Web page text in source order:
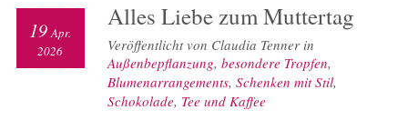
Alles Liebe zum Muttertag
19 Apr.
2026
Veröffentlicht von Claudia Tenner in
Außenbepflanzung, besondere Tropfen,
Blumenarrangements, Schenken mit Stil,
Schokolade, Tee und Kaffee